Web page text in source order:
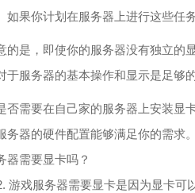
如果你计划在服务器上进行这些任
的是，即使你的服务器没有独立的
于服务器的基本操作和显示是足够
否需要在自己家的服务器上安装显
务器的硬件配置能够满足你的需求。
器需要显卡吗？
游戏服务器需要显卡是因为显卡